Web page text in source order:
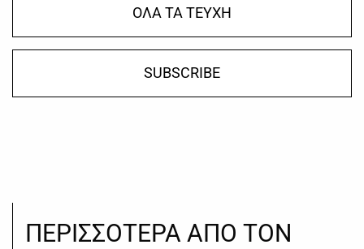
ΟΛΑ ΤΑ ΤΕΥΧΗ
SUBSCRIBE
ΠΕΡΙΣΣΟΤΕΡΑ ΑΠΟ ΤΟΝ